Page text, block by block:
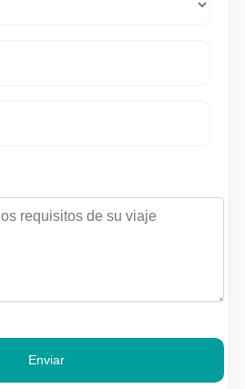
Enviar